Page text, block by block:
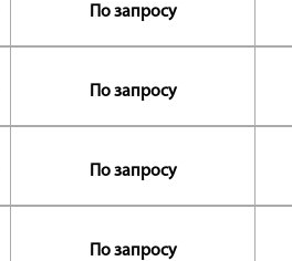
По запросу
По запросу
По запросу
По запросу